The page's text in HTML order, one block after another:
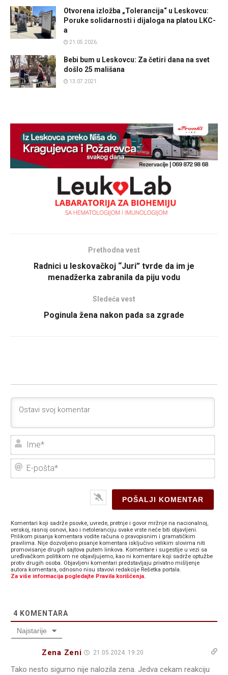
Otvorena izložba „Tolerancija“ u Leskovcu:
Poruke solidarnosti i dijaloga na platou LKC-
a
21.05.2026.
Bebi bum u Leskovcu: Za četiri dana na svet
došlo 25 mališana
13.07.2021.
Prethodna vest
Radnici u leskovačkoj “Juri” tvrde da im je
menadžerka zabranila da piju vodu
Sledeća vest
Poginula žena nakon pada sa zgrade
E-
Komentari koji sadrže psovke, uvrede, pretnje i govor mržnje na nacionalnoj,
verskoj, rasnoj osnovi, kao i netoleranciju svake vrste neće biti objavljeni.
Prilikom pisanja komentara vodite računa o pravopisnim i gramatičkim
pravilima. Nije dozvoljeno pisanje komentara isključivo velikim slovima niti
promovisanje drugih sajtova putem linkova. Komentare i sugestije u vezi sa
uređivačkom politikom ne objavljujemo, kao ni komentare koji sadrže optužbe
protiv drugih osoba. Objavljeni komentari predstavljaju privatno mišljenje
autora komentara, odnosno nisu stavovi redakcije Rešetka portala.
Za više informacija pogledajte Pravila korišćenja.
4 KOMENTARA
Najstarije
Zena Zeni 21.05.2024. 19:20
Tako nesto sigurno nije nalozila zena. Jedva cekam reakciju